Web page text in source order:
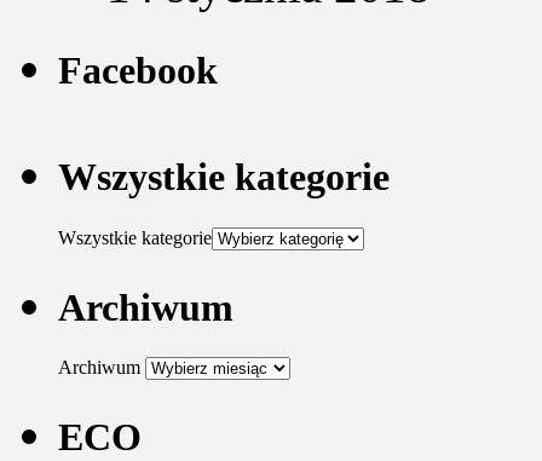
Facebook
Wszystkie kategorie
Wszystkie kategorie
Archiwum
Archiwum
ECO